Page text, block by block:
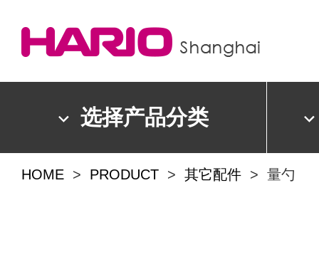
选择产品分类
HOME > PRODUCT > 其它配件 > 量勺